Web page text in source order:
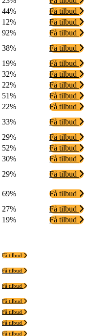
44%
Få tilbud
12%
Få tilbud
92%
Få tilbud
38%
Få tilbud
19%
Få tilbud
32%
Få tilbud
22%
Få tilbud
51%
Få tilbud
22%
Få tilbud
33%
Få tilbud
29%
Få tilbud
52%
Få tilbud
30%
Få tilbud
29%
Få tilbud
69%
Få tilbud
27%
Få tilbud
19%
Få tilbud
Få tilbud
Få tilbud
Få tilbud
Få tilbud
Få tilbud
Få tilbud
Få tilbud